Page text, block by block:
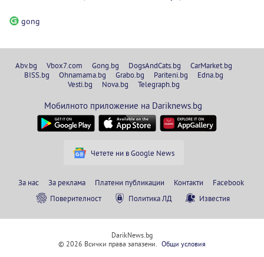
gong
Abv.bg Vbox7.com Gong.bg DogsAndCats.bg
CarMarket.bg
BISS.bg
Ohnamama.bg Grabo.bg Pariteni.bg
Edna.bg
Vesti.bg
Nova.bg Telegraph.bg
Мобилното приложение на Dariknews.bg
Четете ни в Google News
За нас За реклама Платени публикации Контакти
Facebook
Поверителност
Политика ЛД Известия
DarikNews.bg
© 2026 Всички права запазени. Общи условия